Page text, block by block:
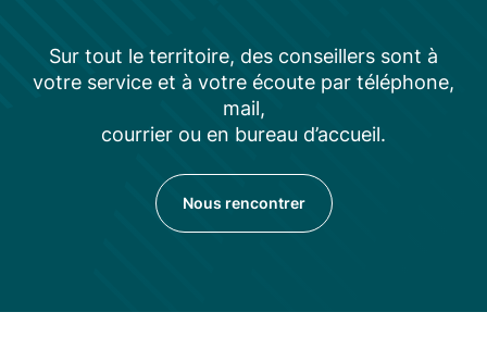
Sur tout le territoire, des conseillers sont à
votre service et à votre écoute par téléphone,
mail,
courrier ou en bureau d’accueil.
Nous rencontrer